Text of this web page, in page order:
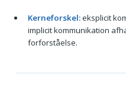
Kerneforskel:eksplicit
implicit kommunikation
forforståelse.